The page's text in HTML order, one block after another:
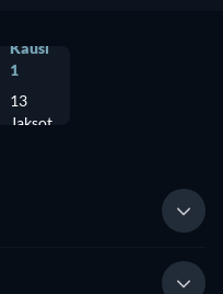
Kausi
1
13
Jaksot